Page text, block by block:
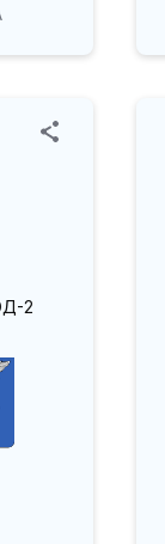
2